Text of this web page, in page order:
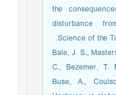
the
disturbance
Science of the
Bale, J. S.,
C., Bezemer,
Buse, A.,